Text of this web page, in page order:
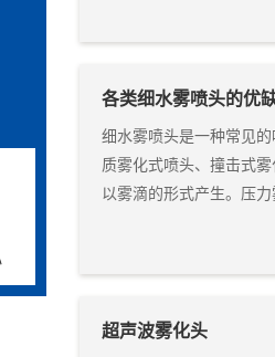
各类细水雾喷头的优
细水雾喷头是一种常见
质雾化式喷头、撞击式
以雾滴的形式产生。压
超声波雾化头